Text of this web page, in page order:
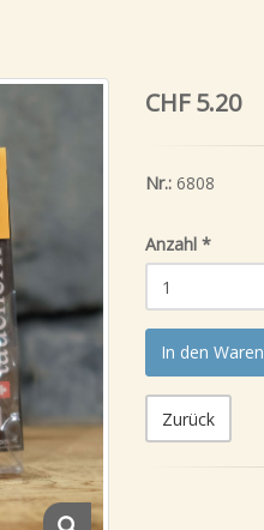
CHF 5.20
Nr.: 6808
Anzahl *
In den
Zurück